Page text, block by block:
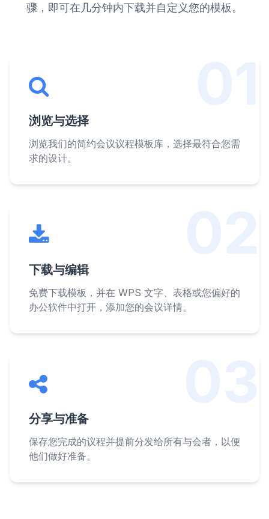
骤，即可在几分钟内下载并自定义您的模板。
浏览与选择
浏览我们的简约会议议程模板库，选择最符合您需
求的设计。
下载与编辑
免费下载模板，并在 WPS 文字、表格或您偏好的
办公软件中打开，添加您的会议详情。
分享与准备
保存您完成的议程并提前分发给所有与会者，以便
他们做好准备。